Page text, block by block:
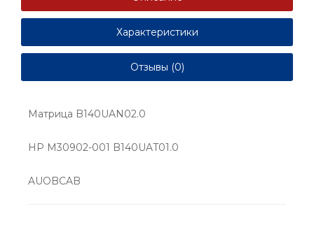
Характеристики
Отзывы (0)
Матрица B140UAN02.0
HP M30902-001 B140UAT01.0
AUOBCAB